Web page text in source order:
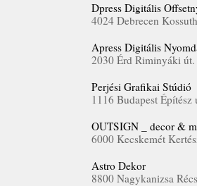
Dpress Digitális
4024 Debrecen
Apress Digitális
2030 Érd Riminyáki út.
Perjési Grafikai Stúdió
1116 Budapest Építész
OUTSIGN _ decor &
6000 Kecskemét
Astro Dekor
8800 Nagykanizsa